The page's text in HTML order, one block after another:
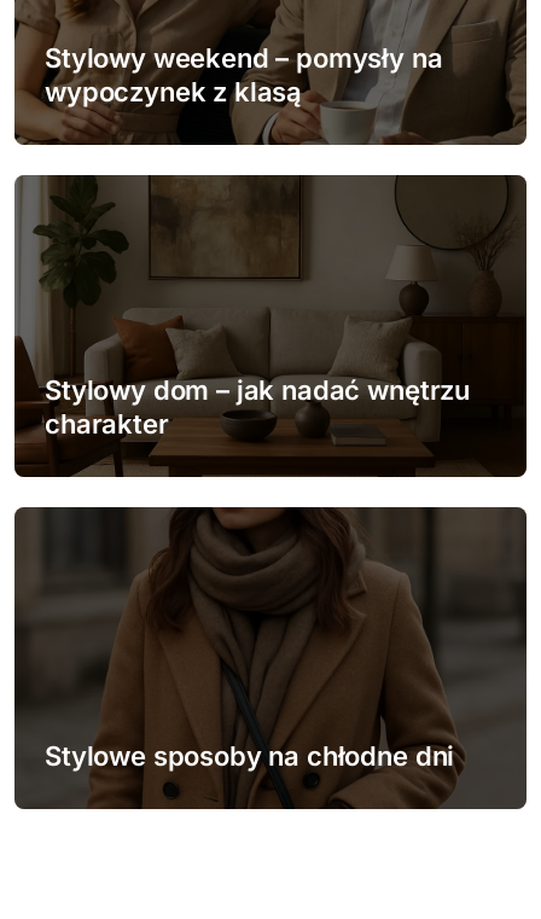
w
p
i
s
u
Stylowy weekend – pomysły na
wypoczynek z klasą
Stylowy dom – jak nadać wnętrzu
charakter
Stylowe sposoby na chłodne dni